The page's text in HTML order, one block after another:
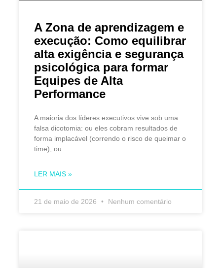
A Zona de aprendizagem e
execução: Como equilibrar
alta exigência e segurança
psicológica para formar
Equipes de Alta
Performance
A maioria dos líderes executivos vive sob uma
falsa dicotomia: ou eles cobram resultados de
forma implacável (correndo o risco de queimar o
time), ou
LER MAIS »
21 de maio de 2026 Nenhum comentário